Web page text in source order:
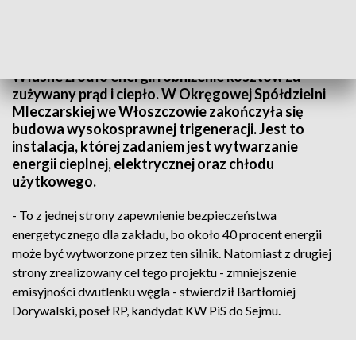
Własne źródło energii i obniżenie kosztów za
zużywany prąd i ciepło. W Okręgowej Spółdzielni
Mleczarskiej we Włoszczowie zakończyła się
budowa wysokosprawnej trigeneracji. Jest to
instalacja, której zadaniem jest wytwarzanie
energii cieplnej, elektrycznej oraz chłodu
użytkowego.
- To z jednej strony zapewnienie bezpieczeństwa
energetycznego dla zakładu, bo około 40 procent energii
może być wytworzone przez ten silnik. Natomiast z drugiej
strony zrealizowany cel tego projektu - zmniejszenie
emisyjności dwutlenku węgla - stwierdził Bartłomiej
Dorywalski, poseł RP, kandydat KW PiS do Sejmu.